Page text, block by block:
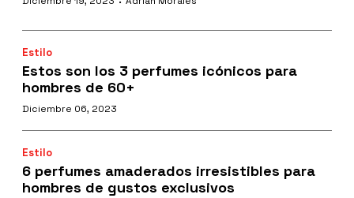
Estilo
Estos son los 3 perfumes icónicos para
hombres de 60+
Diciembre 06, 2023
Estilo
6 perfumes amaderados irresistibles para
hombres de gustos exclusivos